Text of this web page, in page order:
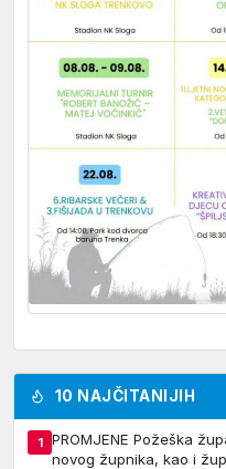
10 NAJČITANIJIH
1
PROMJENE Požeška
novog župnika, kao i